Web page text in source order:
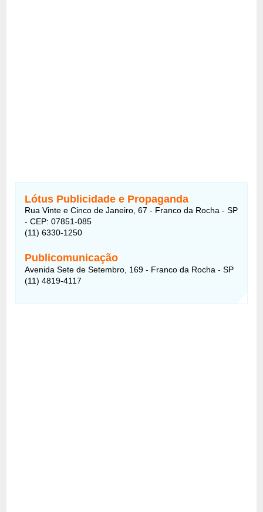
Lótus Publicidade e Propaganda
Rua Vinte e Cinco de Janeiro, 67 - Franco da Rocha - SP
- CEP: 07851-085
(11) 6330-1250
Publicomunicação
Avenida Sete de Setembro, 169 - Franco da Rocha - SP
(11) 4819-4117